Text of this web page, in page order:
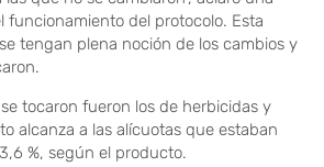
funcionamiento del protocolo. Esta
tengan plena noción de los cambios y
tocaron fueron los de herbicidas y
alcanza a las alícuotas que estaban
%, según el producto.